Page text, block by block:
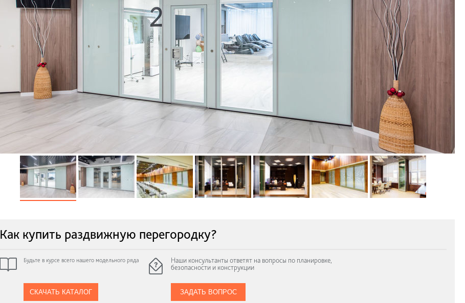
Как купить раздвижную перегородку?
Будьте в курсе всего нашего модельного ряда
СКАЧАТЬ КАТАЛОГ
Наши консультанты ответят на вопросы по планировке,
безопасности и конструкции
ЗАДАТЬ ВОПРОС